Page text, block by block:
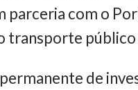
parceria com o
transporte
de